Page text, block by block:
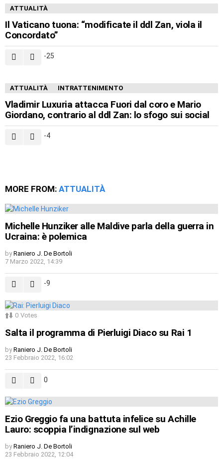
ATTUALITÀ
Il Vaticano tuona: “modificate il ddl Zan, viola il
Concordato”
-25
ATTUALITÀ INTRATTENIMENTO
Vladimir Luxuria attacca Fuori dal coro e Mario
Giordano, contrario al ddl Zan: lo sfogo sui social
-4
MORE FROM: ATTUALITÀ
Michelle Hunziker alle Maldive parla della guerra in
Ucraina: è polemica
by Raniero J. De Bortoli
7 Marzo 2022, 14:39
-9
0 Votes
Salta il programma di Pierluigi Diaco su Rai 1
by Raniero J. De Bortoli
23 Febbraio 2022, 16:02
0
Ezio Greggio fa una battuta infelice su Achille
Lauro: scoppia l’indignazione sul web
by Raniero J. De Bortoli
23 Febbraio 2022, 12:04